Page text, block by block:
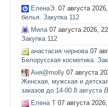
ЕленаЭ. 07 августа
белья. Закупка 112
Мила 07 августа 2026,
Закупка 112
анастасия чернова 07
Белорусская косметика.
Аня@molly 07 августа
Женская, мужская и
заказов до 14-00 8 августа
Елена Т 07 августа